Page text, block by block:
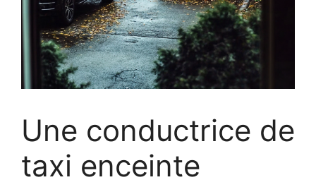
Une conductrice de
taxi enceinte